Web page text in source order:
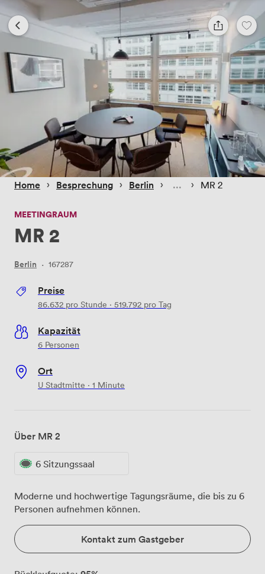
Home › Besprechung › Berlin › › MR 2
MEETINGRAUM
MR 2
Berlin · 167287
Preise
86.632 pro Stunde · 519.792 pro Tag
Kapazität
6 Personen
Ort
U Stadtmitte · 1 Minute
Über MR 2
6 Sitzungssaal
Moderne und hochwertige Tagungsräume, die bis zu 6
Personen aufnehmen können.
Kontakt zum Gastgeber